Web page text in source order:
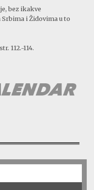
bez ikakve
i Židovima u to
112.-114.